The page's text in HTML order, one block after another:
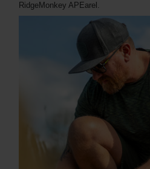
RidgeMonkey APEarel.